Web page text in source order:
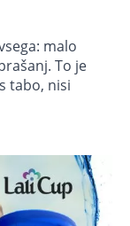
malo
To je
tabo, nisi